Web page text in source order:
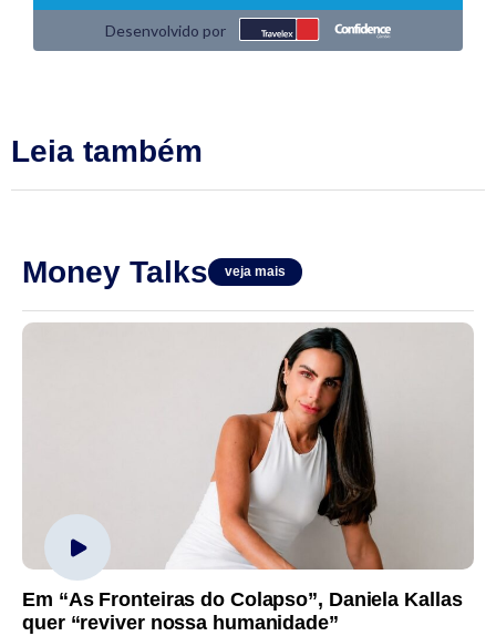
Leia também
Money Talks veja mais
Em “As Fronteiras do Colapso”, Daniela Kallas
quer “reviver nossa humanidade”